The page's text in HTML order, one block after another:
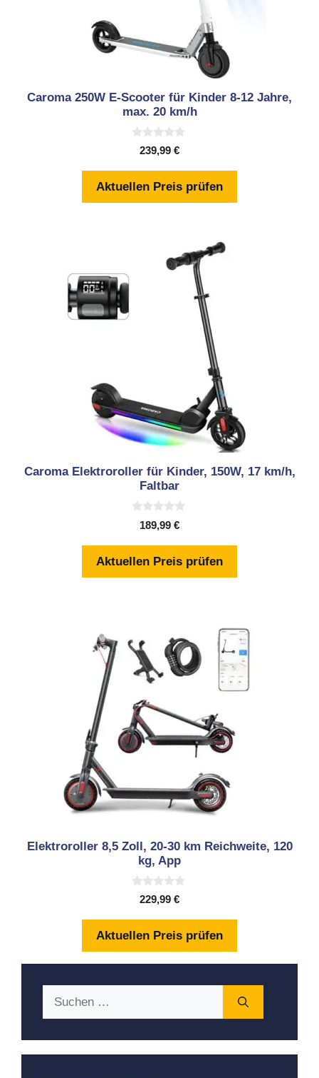
Caroma 250W E-Scooter für Kinder 8-12 Jahre,
max. 20 km/h
5
239,99 €
Aktuellen Preis prüfen
Caroma Elektroroller für Kinder, 150W, 17 km/h,
Faltbar
5
189,99 €
Aktuellen Preis prüfen
Elektroroller 8,5 Zoll, 20-30 km Reichweite, 120
kg, App
5
229,99 €
Aktuellen Preis prüfen